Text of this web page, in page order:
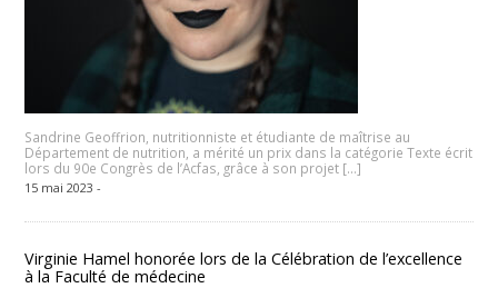
Sandrine Geoffrion, nutritionniste et étudiante de maîtrise au
Département de nutrition, a mérité un prix dans la catégorie Texte écrit
lors du 90e Congrès de l’Acfas, grâce à son projet […]
15 mai 2023 -
Virginie Hamel honorée lors de la Célébration de l’excellence
à la Faculté de médecine